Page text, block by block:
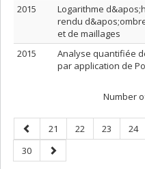
2015
Logarithme
rendu
et de maillages
2015
Analyse quantifiée
par application de
Number
Previous
page
Page
21 Page
22 Page
23 Page
24
Page
30
Next
page